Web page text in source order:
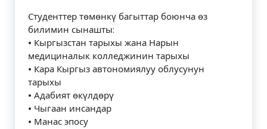
Студенттер төмөнкү багыттар боюнча өз
билимин сынашты:
• Кыргызстан тарыхы жана Нарын
медициналык колледжинин тарыхы
• Кара Кыргыз автономиялуу облусунун
тарыхы
• Адабият өкүлдөрү
• Чыгаан инсандар
• Манас эпосу